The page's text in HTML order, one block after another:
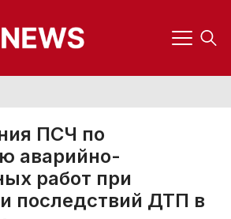
ПСЧ по
аварийно-
работ при
последствий ДТП в